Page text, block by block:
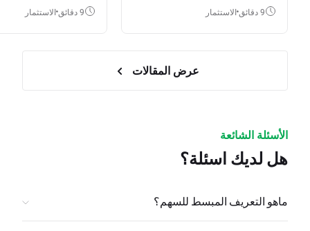
9 دقائق الاستثمار 9 دقائق الاستثمار
عرض المقالات
الأسئلة الشائعة
هل لديك اسئلة؟
ماهو التعريف المبسط للسهم؟